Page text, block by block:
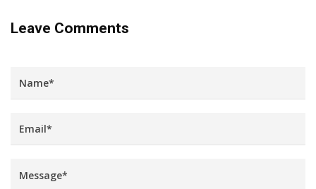
Leave Comments